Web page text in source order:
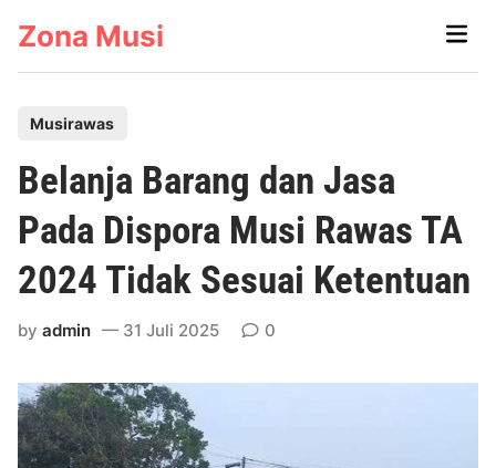
Zona Musi
Main
s
t
e
d
n
Musirawas
Belanja Barang dan Jasa
Pada Dispora Musi Rawas TA
2024 Tidak Sesuai Ketentuan
byadmin 31 Juli 2025 0